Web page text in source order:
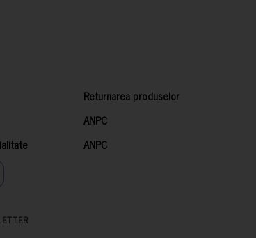
Returnarea produselor
ANPC
ANPC